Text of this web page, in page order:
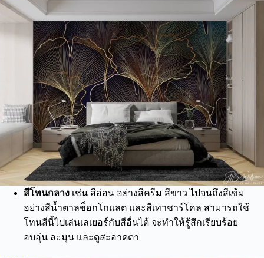
สีโทนกลาง เช่น สีอ่อน อย่างสีครีม สีขาว ไปจนถึงสีเข้ม
อย่างสีน้ำตาลช็อกโกแลต และสีเทาชาร์โคล สามารถใช้
โทนสีนี้ไปเล่นเลเยอร์กับสีอื่นได้ จะทำให้รู้สึกเรียบร้อย
อบอุ่น ละมุน และดูสะอาดตา